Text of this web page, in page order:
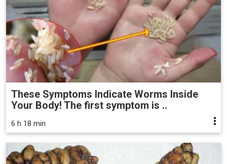
These Symptoms Indicate Worms Inside
Your Body! The first symptom is ..
6 h 18 min